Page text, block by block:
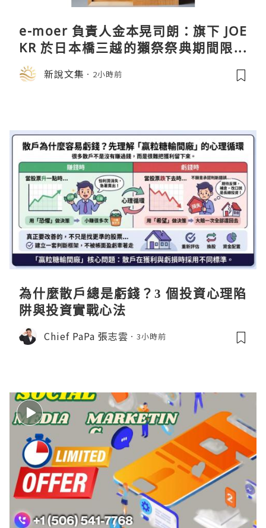
e-moer 負責人金本晃司朗：旗下 JOE
KR 於日本橋三越的獺祭祭典期間限定
店中，與日伸貴金属的東京銀器工匠一
同參展新說文集 2小時前
為什麼散戶總是虧錢？3 個投資心理陷
阱與投資實戰心法
Chief PaPa 張志雲 3小時前